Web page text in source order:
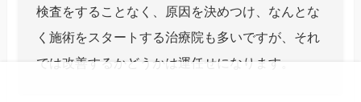
検査をすることなく、原因を決めつけ、なんとな
く施術をスタートする治療院も多いですが、それ
では改善するかどうかは運任せになります。